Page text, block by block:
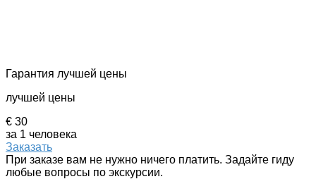
Гарантия лучшей цены
лучшей цены
€ 30
за 1 человека
Заказать
При заказе вам не нужно ничего платить. Задайте гиду
любые вопросы по экскурсии.